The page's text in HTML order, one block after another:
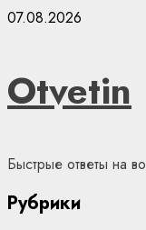
Skip
07.08.2026
Otvetin
Быстрые ответы на
Рубрики